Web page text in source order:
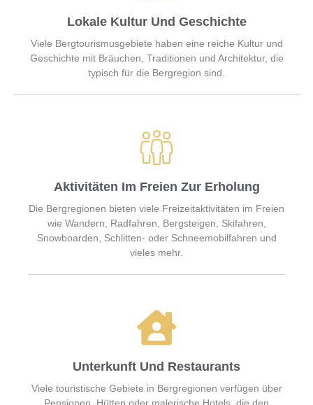
Lokale Kultur Und Geschichte
Viele Bergtourismusgebiete haben eine reiche Kultur und
Geschichte mit Bräuchen, Traditionen und Architektur, die
typisch für die Bergregion sind.
Aktivitäten Im Freien Zur Erholung
Die Bergregionen bieten viele Freizeitaktivitäten im Freien
wie Wandern, Radfahren, Bergsteigen, Skifahren,
Snowboarden, Schlitten- oder Schneemobilfahren und
vieles mehr.
Unterkunft Und Restaurants
Viele touristische Gebiete in Bergregionen verfügen über